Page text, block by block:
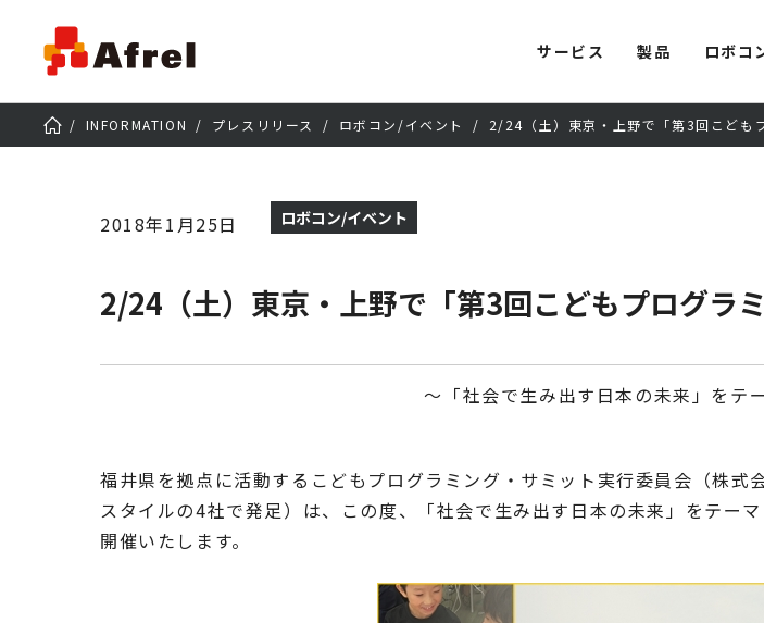
サービス 製品 ロボコ
INFORMATION プレスリリース ロボコン/イベント 2/24（土）東京・上野で「第3回こども
2018年1月25日 ロボコン/イベント
2/24（土）東京・上野で「第3回こどもプログラ
～「社会で生み出す日本の未来」をテ
福井県を拠点に活動するこどもプログラミング・サミット実行委員会（株
スタイルの4社で発足）は、この度、「社会で生み出す日本の未来」をテ
開催いたします。